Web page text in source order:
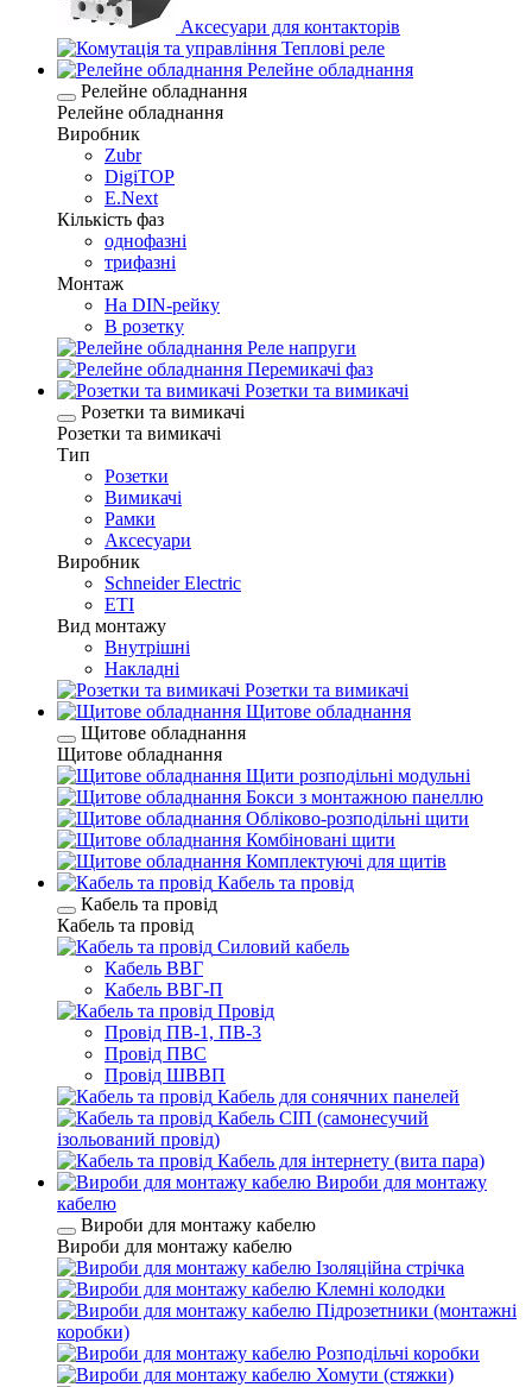
Аксесуари для контакторів
Теплові реле
Релейне обладнання
Релейне обладнання
Релейне обладнання
Виробник
Zubr
DigiTOP
E.Next
Кількість фаз
однофазні
трифазні
Монтаж
На DIN-рейку
В розетку
Реле напруги
Перемикачі фаз
Розетки та вимикачі
Розетки та вимикачі
Розетки та вимикачі
Тип
Розетки
Вимикачі
Рамки
Аксесуари
Виробник
Schneider Electric
ETI
Вид монтажу
Внутрішні
Накладні
Розетки та вимикачі
Щитове обладнання
Щитове обладнання
Щитове обладнання
Щити розподільні модульні
Бокси з монтажною панеллю
Обліково-розподільні щити
Комбіновані щити
Комплектуючі для щитів
Кабель та провід
Кабель та провід
Кабель та провід
Силовий кабель
Кабель ВВГ
Кабель ВВГ-П
Провід
Провід ПВ-1, ПВ-3
Провід ПВС
Провід ШВВП
Кабель для сонячних панелей
Кабель СІП (самонесучий
ізольований провід)
Кабель для інтернету (вита пара)
Вироби для монтажу
кабелю
Вироби для монтажу кабелю
Вироби для монтажу кабелю
Ізоляційна стрічка
Клемні колодки
Підрозетники (монтажні
коробки)
Розподільчі коробки
Хомути (стяжки)